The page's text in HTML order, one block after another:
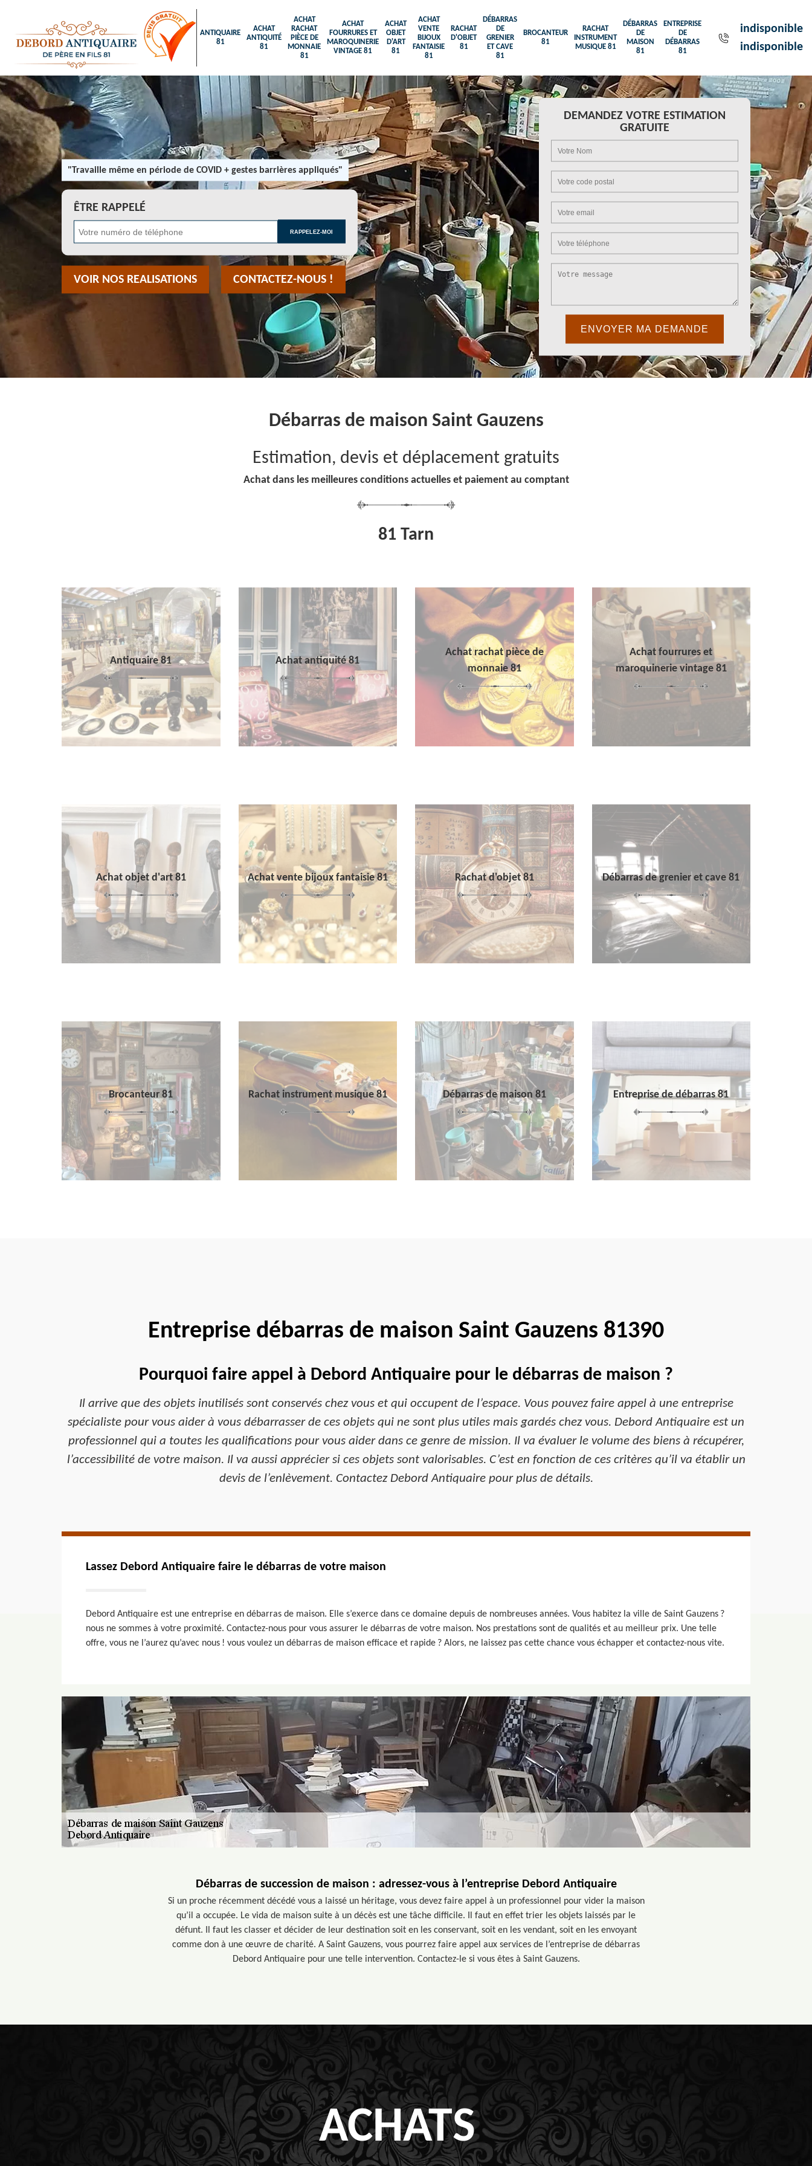
ANTIQUAIRE
81
ACHAT
ANTIQUITÉ
81
ACHAT
RACHAT
PIÈCE DE
MONNAIE
81
ACHAT
FOURRURES ET
MAROQUINERIE
VINTAGE 81
ACHAT
OBJET
D'ART
81
ACHAT
VENTE
BIJOUX
FANTAISIE
81
RACHAT
D'OBJET
81
DÉBARRAS
DE
GRENIER
ET CAVE
81
BROCANTEUR
81
RACHAT
INSTRUMENT
MUSIQUE 81
DÉBARRAS
DE
MAISON
81
ENTREPRISE
DE
DÉBARRAS
81
indisponible
indisponible
"Travaille même en période de COVID + gestes barrières appliqués"
ÊTRE RAPPELÉ
VOIR NOS REALISATIONS CONTACTEZ-NOUS !
DEMANDEZ VOTRE ESTIMATION
GRATUITE
Débarras de maison Saint Gauzens
Estimation, devis et déplacement gratuits
Achat dans les meilleures conditions actuelles et paiement au comptant
81 Tarn
Antiquaire 81 Achat antiquité 81
Achat rachat pièce de
monnaie 81
Achat fourrures et
maroquinerie vintage 81
Achat objet d'art 81 Achat vente bijoux fantaisie 81 Rachat d'objet 81 Débarras de grenier et cave 81
Brocanteur 81 Rachat instrument musique 81 Débarras de maison 81 Entreprise de débarras 81
Entreprise débarras de maison Saint Gauzens 81390
Pourquoi faire appel à Debord Antiquaire pour le débarras de maison ?
Il arrive que des objets inutilisés sont conservés chez vous et qui occupent de l’espace. Vous pouvez faire appel à une entreprise
spécialiste pour vous aider à vous débarrasser de ces objets qui ne sont plus utiles mais gardés chez vous. Debord Antiquaire est un
professionnel qui a toutes les qualifications pour vous aider dans ce genre de mission. Il va évaluer le volume des biens à récupérer,
l’accessibilité de votre maison. Il va aussi apprécier si ces objets sont valorisables. C’est en fonction de ces critères qu’il va établir un
devis de l’enlèvement. Contactez Debord Antiquaire pour plus de détails.
Lassez Debord Antiquaire faire le débarras de votre maison
Debord Antiquaire est une entreprise en débarras de maison. Elle s’exerce dans ce domaine depuis de nombreuses années. Vous habitez la ville de Saint Gauzens ?
nous ne sommes à votre proximité. Contactez-nous pour vous assurer le débarras de votre maison. Nos prestations sont de qualités et au meilleur prix. Une telle
offre, vous ne l’aurez qu’avec nous ! vous voulez un débarras de maison efficace et rapide ? Alors, ne laissez pas cette chance vous échapper et contactez-nous vite.
Débarras de succession de maison : adressez-vous à l’entreprise Debord Antiquaire
Si un proche récemment décédé vous a laissé un héritage, vous devez faire appel à un professionnel pour vider la maison
qu’il a occupée. Le vida de maison suite à un décès est une tâche difficile. Il faut en effet trier les objets laissés par le
défunt. Il faut les classer et décider de leur destination soit en les conservant, soit en les vendant, soit en les envoyant
comme don à une œuvre de charité. A Saint Gauzens, vous pourrez faire appel aux services de l’entreprise de débarras
Debord Antiquaire pour une telle intervention. Contactez-le si vous êtes à Saint Gauzens.
ACHATS